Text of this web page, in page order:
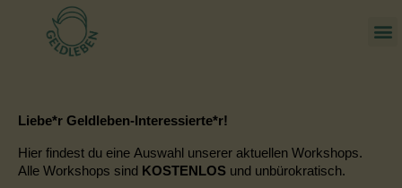
Liebe*r Geldleben-Interessierte*r!
Hier findest du eine Auswahl unserer aktuellen Workshops.
Alle Workshops sind KOSTENLOS und unbürokratisch.